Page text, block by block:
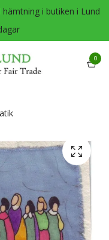
i butiken i Lund
0